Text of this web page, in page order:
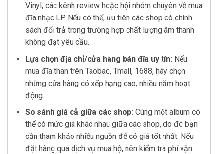
Vinyl, các kênh review hoặc hội nhóm chuyên về mua
đĩa nhạc LP. Nếu có thể, ưu tiên các shop có chính
sách đổi trả trong trường hợp chất lượng âm thanh
không đạt yêu cầu.
Lựa chọn địa chỉ/cửa hàng bán đĩa uy tín: Nếu
mua đĩa than trên Taobao, Tmall, 1688, hãy chọn
những cửa hàng có xếp hạng cao, nhiều năm hoạt
động.
So sánh giá cả giữa các shop: Cùng một album có
thể có mức giá khác nhau giữa các shop, do đó bạn
cần tham khảo nhiều nguồn để có giá tốt nhất. Nếu
đặt hàng qua dịch vụ mua hộ, nên kiểm tra phí vận